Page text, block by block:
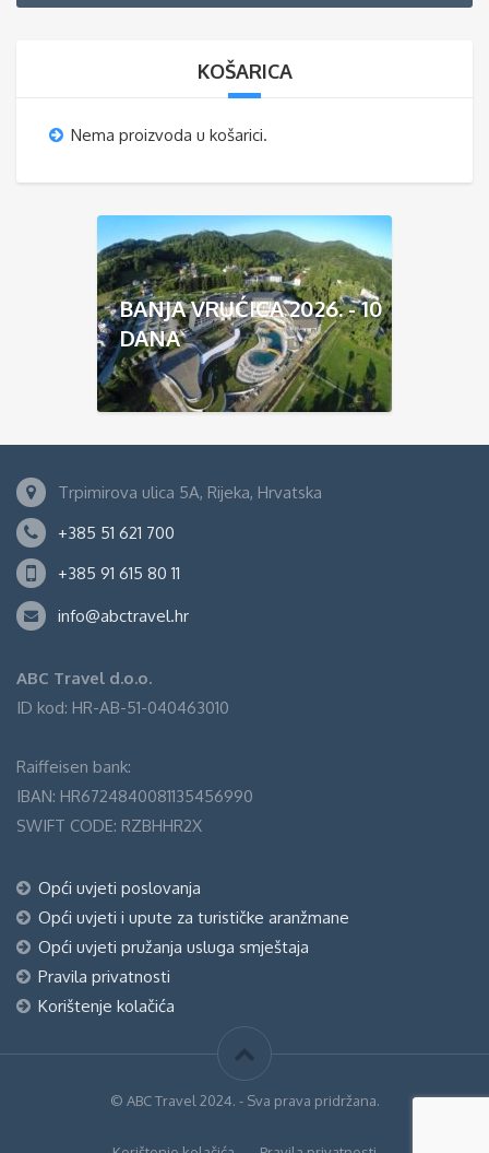
KOŠARICA
Nema proizvoda u košarici.
BANJA VRUĆICA 2026. - 10
DANA
Trpimirova ulica 5A, Rijeka, Hrvatska
+385 51 621 700
+385 91 615 80 11
info@abctravel.hr
ABC Travel d.o.o.
ID kod: HR-AB-51-040463010
Raiffeisen bank:
IBAN: HR6724840081135456990
SWIFT CODE: RZBHHR2X
Opći uvjeti poslovanja
Opći uvjeti i upute za turističke aranžmane
Opći uvjeti pružanja usluga smještaja
Pravila privatnosti
Korištenje kolačića
© ABC Travel 2024. - Sva prava pridržana.